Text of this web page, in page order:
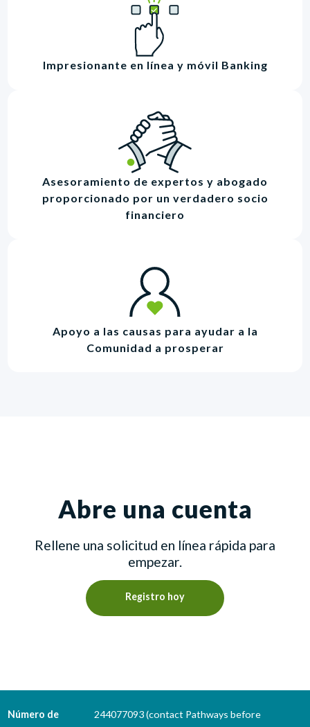
Impresionante en línea y móvil Banking
Asesoramiento de expertos y abogado
proporcionado por un verdadero socio
financiero
Apoyo a las causas para ayudar a la
Comunidad a prosperar
Abre una cuenta
Rellene una solicitud en línea rápida para
empezar.
Registro hoy
Número de
244077093 (contact Pathways before